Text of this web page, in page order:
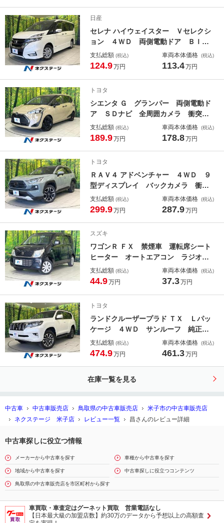
日産
セレナ ハイウェイスター Ｖセレクシ
ョン ４ＷＤ 両側電動ドア ＢＩＧ
－Ｘ９型ナビ 全周囲カメラ 衝突被
害軽減システム レーダークルーズ
ルトインＥＴＣ 純正１５インチアル
ミ
支払総額 (税込)
124.9万円
車両本体価格 (税込)
113.4万円
トヨタ
シエンタ Ｇ グランパー 両側電動ド
ア ＳＤナビ 全周囲カメラ 衝突被
害軽減システム 禁煙車 ドラレコ
スマートキー ＥＴＣ オートハイビ
ｈ ＣＤ ＤＶＤ再生
支払総額 (税込)
189.9万円
車両本体価格 (税込)
178.8万円
トヨタ
ＲＡＶ４ アドベンチャー ４ＷＤ ９
型ディスプレイ バックカメラ 衝突
被害軽減システム レーダークルー
ズ 禁煙車 パワーシート コーナー
イビーム 車線逸脱警報
支払総額 (税込)
299.9万円
車両本体価格 (税込)
287.9万円
スズキ
ワゴンＲ ＦＸ 禁煙車 運転席シート
ヒーター オートエアコン ラジオ
ＣＤ アイドリングストップ プライ
バシーガラス 盗難防止措置 電動格
支払総額 (税込)
44.9万円
車両本体価格 (税込)
37.3万円
トヨタ
ランドクルーザープラド ＴＸ Ｌパッ
ケージ ４ＷＤ サンルーフ 純正９
型ナビ 全周囲カメラ 衝突被害軽減
システム レーダークルーズ 禁煙
レール ＥＴＣ２．０
支払総額 (税込)
474.9万円
車両本体価格 (税込)
461.3万円
在庫一覧を見る
中古車 中古車販売店 鳥取県の中古車販売店
米子市の中古車販売店
ネクステージ 米子店
レビュー一覧 昌さんのレビュー詳細
中古車探しに役立つ情報
メーカーから中古車を探す 車種から中古車を探す
地域から中古車を探す 中古車探しに役立つコンテンツ
鳥取県の中古車販売店を市区町村から探す
車買取・車査定はグーネット買取 営業電話なし
【日本最大級の加盟店数】約30万のデータから予想以上の高額査